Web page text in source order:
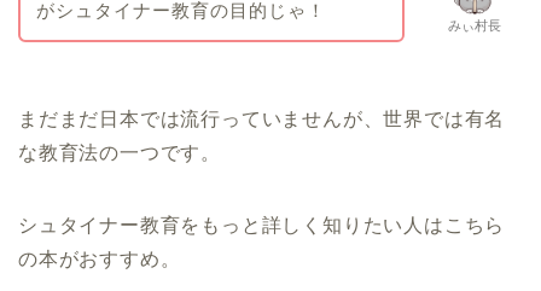
みぃ村長
がシュタイナー教育の目的じゃ！
まだまだ日本では流行っていませんが、世界では有名
な教育法の一つです。
シュタイナー教育をもっと詳しく知りたい人はこちら
の本がおすすめ。